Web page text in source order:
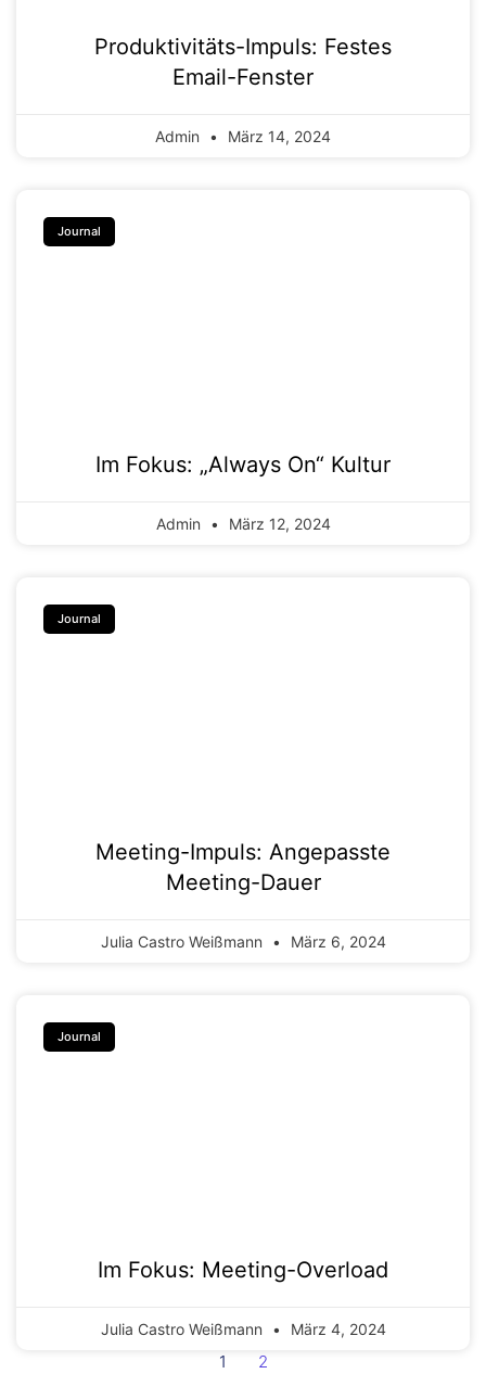
Produktivitäts-Impuls: Festes
Email-Fenster
Admin März 14, 2024
Journal
Im Fokus: „Always On“ Kultur
Admin März 12, 2024
Journal
Meeting-Impuls: Angepasste
Meeting-Dauer
Julia Castro Weißmann März 6, 2024
Journal
Im Fokus: Meeting-Overload
Julia Castro Weißmann März 4, 2024
1 2